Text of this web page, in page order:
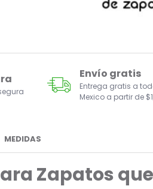
Envío gratis
Entrega gratis a
Mexico a partir de
MEDIDAS
Zapatos